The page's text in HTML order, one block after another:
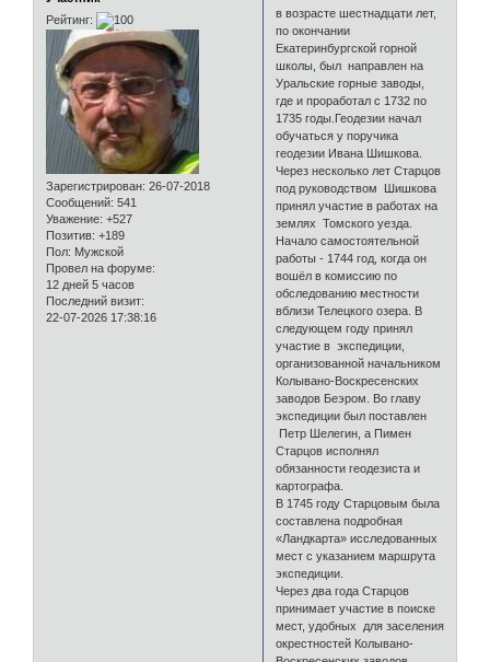
Рейтинг:
Зарегистрирован: 26-07-2018
Сообщений: 541
Уважение: +527
Позитив: +189
Пол: Мужской
Провел на форуме:
12 дней 5 часов
Последний визит:
22-07-2026 17:38:16
в возрасте шестнадцати лет,
по окончании
Екатеринбургской горной
школы, был направлен на
Уральские горные заводы,
где и проработал с 1732 по
1735 годы.Геодезии начал
обучаться у поручика
геодезии Ивана Шишкова.
Через несколько лет Старцов
под руководством Шишкова
принял участие в работах на
землях Томского уезда.
Начало самостоятельной
работы - 1744 год, когда он
вошёл в комиссию по
обследованию местности
вблизи Телецкого озера. В
следующем году принял
участие в экспедиции,
организованной начальником
Колывано-Воскресенских
заводов Беэром. Во главу
экспедиции был поставлен
Петр Шелегин, а Пимен
Старцов исполнял
обязанности геодезиста и
картографа.
В 1745 году Старцовым была
составлена подробная
«Ландкарта» исследованных
мест с указанием маршрута
экспедиции.
Через два года Старцов
принимает участие в поиске
мест, удобных для заселения
окрестностей Колывано-